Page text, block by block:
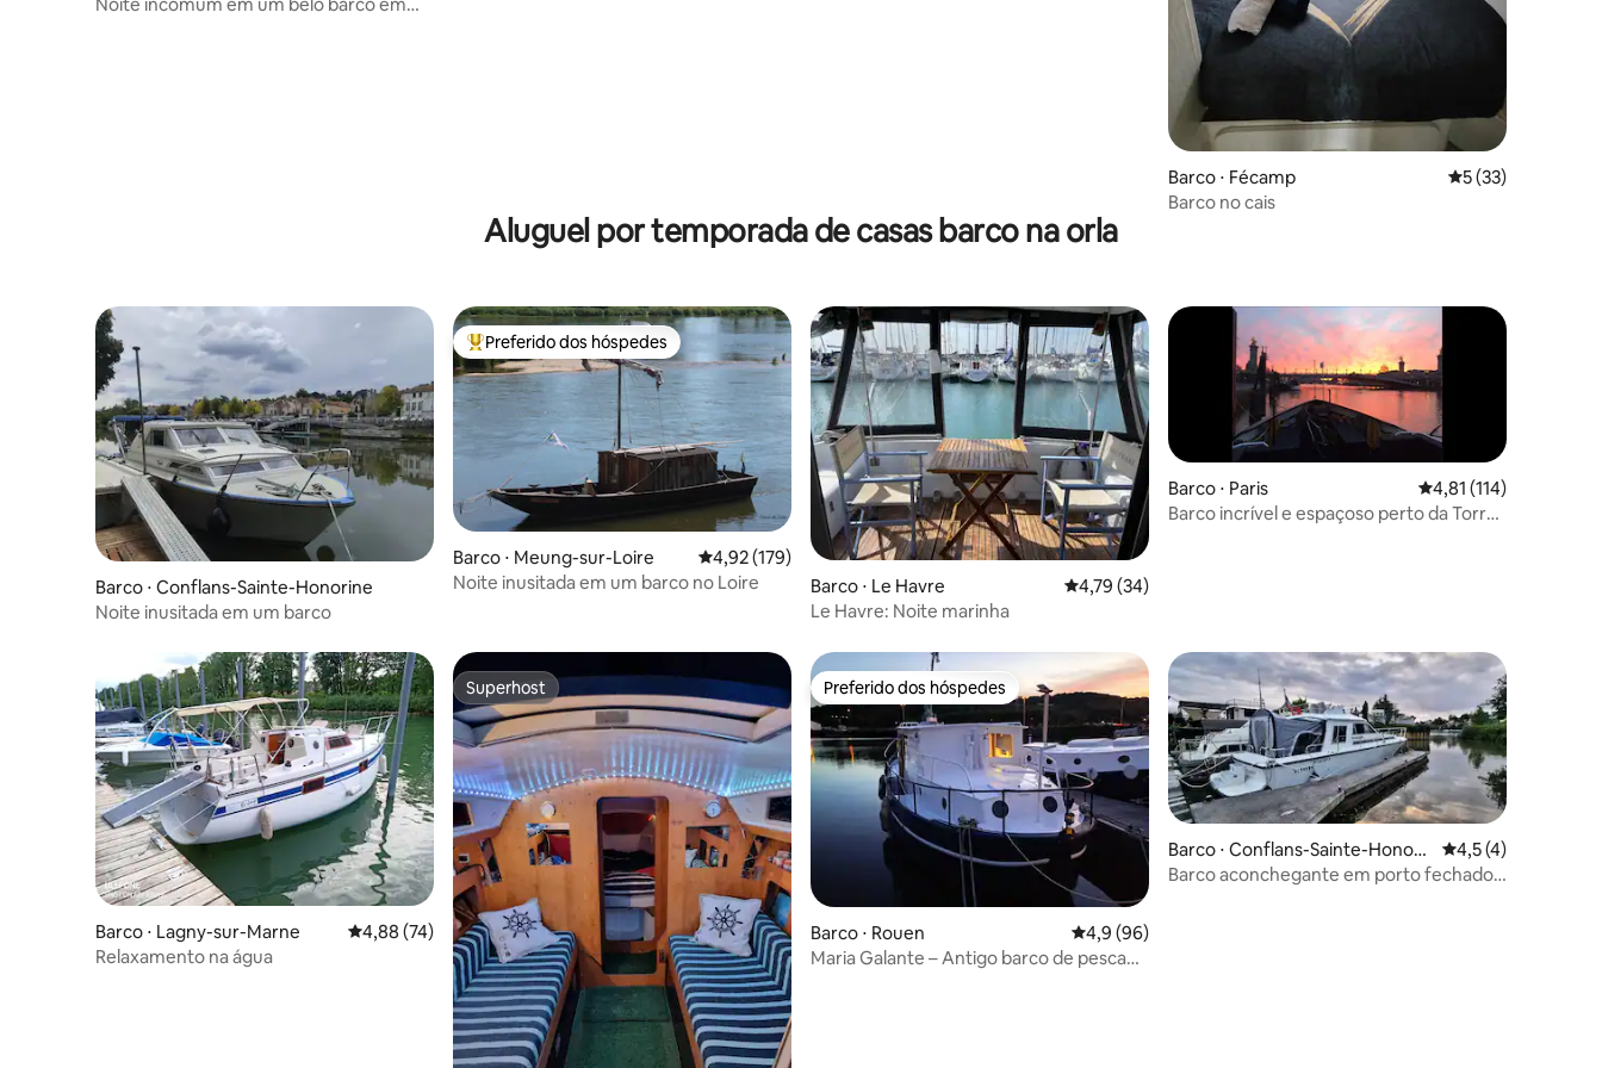
Barco ⋅ Fécamp 5 de uma
5 (33)
Barco no cais
Aluguel por temporada de casas barco na orla
Barco ⋅ Conflans-Sainte-Honorine
Noite inusitada em um barco
Entre os melhores preferidos dos hóspedes
Preferido dos hóspedes
Barco ⋅ Meung-sur-Loire 4,92 de uma avaliação média de 5, 179 avaliações
4,92 (179)
Noite inusitada em um barco no Loire
Barco ⋅ Le Havre 4,79 de uma avaliação média de 5, 34 avaliações
4,79 (34)
Le Havre: Noite marinha
Barco ⋅ Paris 4,81 de uma avaliação
4,81 (114)
Barco incrível e espaçoso perto da Torre
Barco ⋅ Lagny-sur-Marne 4,88 de uma avaliação média de 5, 74 avaliações
4,88 (74)
Relaxamento na água
Superhost
Superhost Preferido dos hóspedes
Preferido dos hóspedes
Barco ⋅ Rouen 4,9 de uma avaliação média de 5, 96 avaliações
4,9 (96)
Maria Galante – Antigo barco de pesca
Barco ⋅ Conflans-Sainte-Honori
ne
4,5 de uma
4,5 (4)
Barco aconchegante em porto fechado